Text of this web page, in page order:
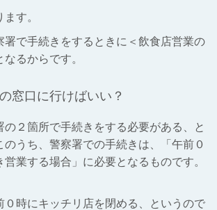
す。
で手続きをするときに＜飲食店営業の
るからです。
窓口に行けばいい？
２箇所で手続きをする必要がある、と
のうち、警察署での手続きは、「 午前０
業する場合」に必要となるものです。
時にキッチリ店を閉める、というので